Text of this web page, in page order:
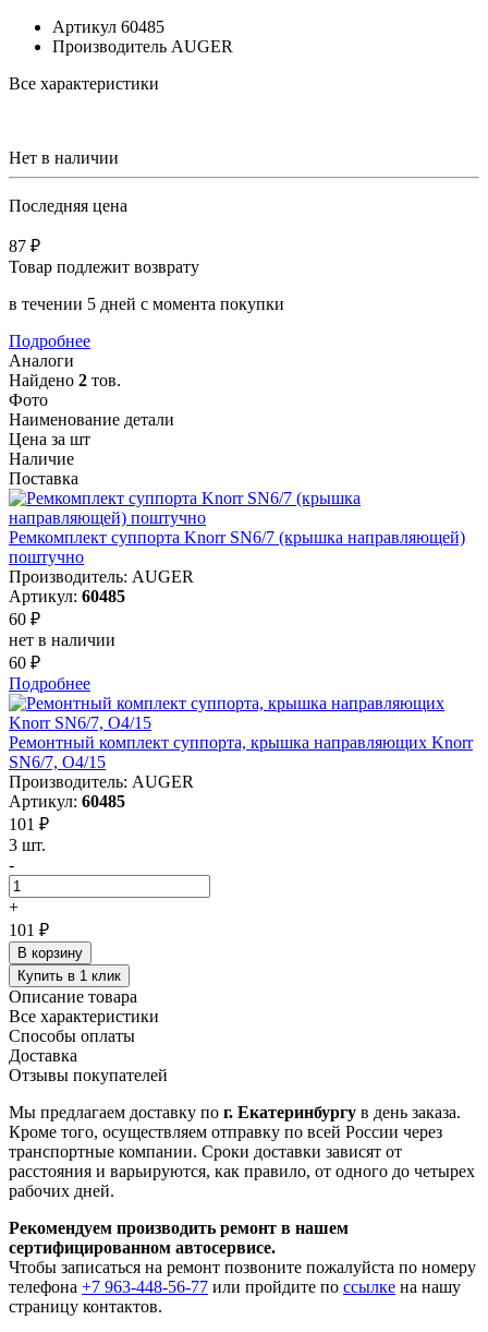
Артикул 60485
Производитель AUGER
Все характеристики
Нет в наличии
Последняя цена
87 ₽
Товар подлежит возврату
в течении 5 дней с момента покупки
Подробнее
Аналоги
Найдено 2 тов.
Фото
Наименование детали
Цена за шт
Наличие
Поставка
Ремкомплект суппорта Knorr SN6/7 (крышка направляющей)
поштучно
Производитель: AUGER
Артикул: 60485
60 ₽
нет в наличии
60 ₽
Подробнее
Ремонтный комплект суппорта, крышка направляющих Knorr
SN6/7, O4/15
Производитель: AUGER
Артикул: 60485
101 ₽
3 шт.
-
+
101 ₽
В корзину
Купить в 1 клик
Описание товара
Все характеристики
Способы оплаты
Доставка
Отзывы покупателей
Мы предлагаем доставку по г. Екатеринбургу в день заказа.
Кроме того, осуществляем отправку по всей России через
транспортные компании. Сроки доставки зависят от
расстояния и варьируются, как правило, от одного до четырех
рабочих дней.
Рекомендуем производить ремонт в нашем
сертифицированном автосервисе.
Чтобы записаться на ремонт позвоните пожалуйста по номеру
телефона +7 963-448-56-77 или пройдите по ссылке на нашу
страницу контактов.